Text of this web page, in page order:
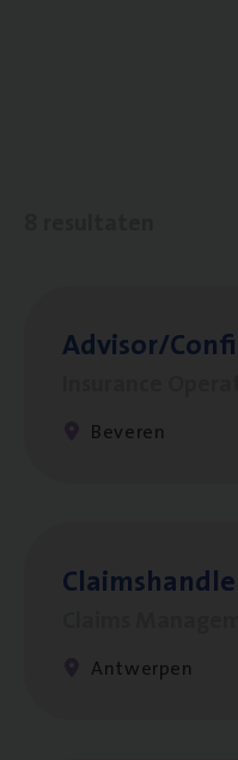
Advisor/​
Beveren
Antwerpen